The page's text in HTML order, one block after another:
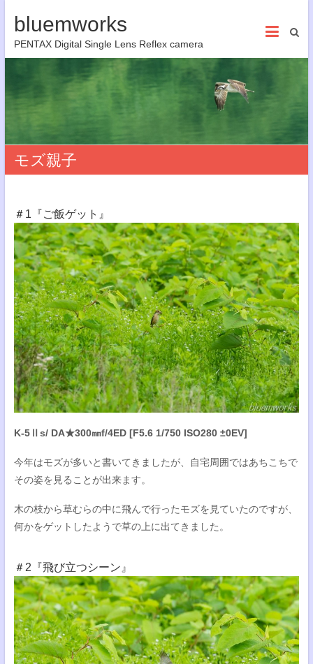
bluemworks
PENTAX Digital Single Lens Reflex camera
モズ親子
＃1『ご飯ゲット』
K-5Ⅱs/ DA★300㎜f/4ED [F5.6 1/750 ISO280 ±0EV]
今年はモズが多いと書いてきましたが、自宅周囲ではあちこちで
その姿を見ることが出来ます。
木の枝から草むらの中に飛んで行ったモズを見ていたのですが、
何かをゲットしたようで草の上に出てきました。
＃2『飛び立つシーン』